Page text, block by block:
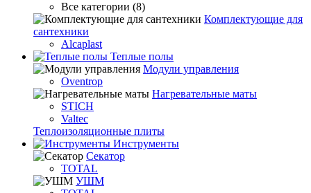
Все категории (8)
Комплектующие для
сантехники
Alcaplast
Теплые полы
Модули управления
Oventrop
Нагревательные маты
STICH
Valtec
Теплоизоляционные плиты
Инструменты
Секатор
TOTAL
УШМ